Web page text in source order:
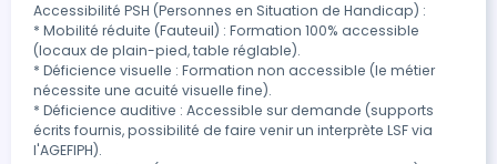
Accessibilité PSH (Personnes en Situation de Handicap) :
* Mobilité réduite (Fauteuil) : Formation 100% accessible
(locaux de plain-pied, table réglable).
* Déficience visuelle : Formation non accessible (le métier
nécessite une acuité visuelle fine).
* Déficience auditive : Accessible sur demande (supports
écrits fournis, possibilité de faire venir un interprète LSF via
l'AGEFIPH).